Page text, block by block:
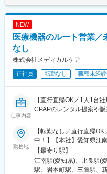
の骨折医療機器に特化し
らではの迅速な対応、使
変更の範囲：会社の定め
◆ユニット…歯科治療を
◆レーザー機器…最新治療
◆レセプトコンピュータ
◆その他歯科用材料、予
配属後のOJT研修のほか
す。
また、オンライン勉強会
く業界・製品知識の習得
金融や販売業など異業界
です。
NEW
医療機器のルート営業
なし
株式会社メディカルケア
正社員 転勤なし 職種未経
仕事内容
【直行直帰OK／1人1台
CPAPのレンタル提案や
勤務地
【転勤なし／直行直帰
中！】【本社】愛知県江
しています。【名古屋営
地【三河営業所】愛知県
重県津市片田志袋町300-
【最寄り駅】
江南駅(愛知県)、比良駅(
駅、岩本町駅、三鷹駅、